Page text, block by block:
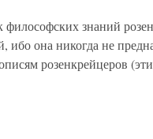
знаний
ибо она никогда не
розенкрейцеров